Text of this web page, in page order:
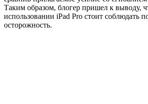
Таким образом, блогер пришел к выводу,
использовании iPad Pro стоит соблюдать
осторожность.